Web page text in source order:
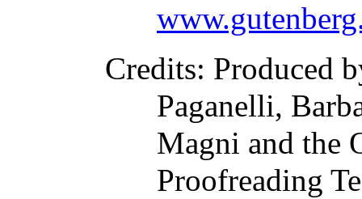
Credits: Produced
Paganelli,
Magni and the
Proofreading